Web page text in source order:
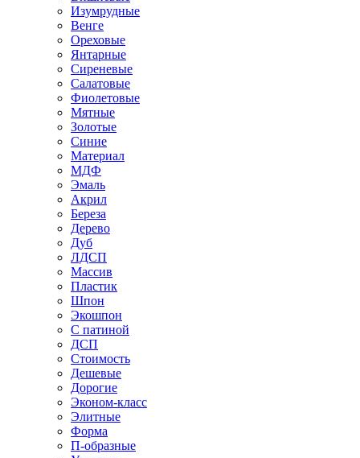
Изумрудные
Венге
Ореховые
Янтарные
Сиреневые
Салатовые
Фиолетовые
Мятные
Золотые
Синие
Материал
МДФ
Эмаль
Акрил
Береза
Дерево
Дуб
ЛДСП
Массив
Пластик
Шпон
Экошпон
С патиной
ДСП
Стоимость
Дешевые
Дорогие
Эконом-класс
Элитные
Форма
П-образные